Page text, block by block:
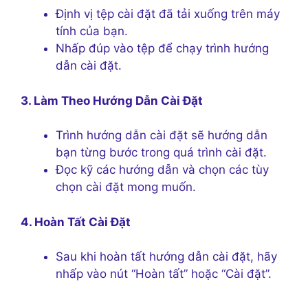
Định vị tệp cài đặt đã tải xuống trên máy
tính của bạn.
Nhấp đúp vào tệp để chạy trình hướng
dẫn cài đặt.
3. Làm Theo Hướng Dẫn Cài Đặt
Trình hướng dẫn cài đặt sẽ hướng dẫn
bạn từng bước trong quá trình cài đặt.
Đọc kỹ các hướng dẫn và chọn các tùy
chọn cài đặt mong muốn.
4. Hoàn Tất Cài Đặt
Sau khi hoàn tất hướng dẫn cài đặt, hãy
nhấp vào nút “Hoàn tất” hoặc “Cài đặt”.